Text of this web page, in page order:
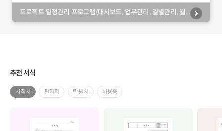
프로젝트 일정관리 프로그램(대시보드, 업무관리, 일별관리, 월
추천 서식
사직서 편지지 탄원서 차용증